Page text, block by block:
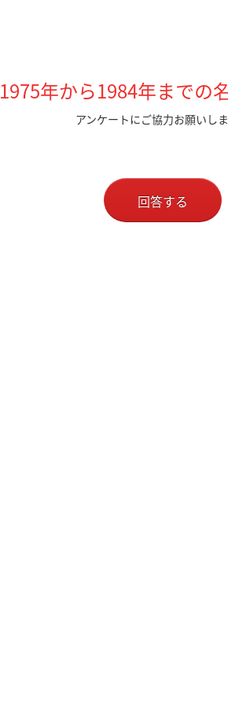
1975年から1984年までの
アンケートにご協力お願いしま
回答する